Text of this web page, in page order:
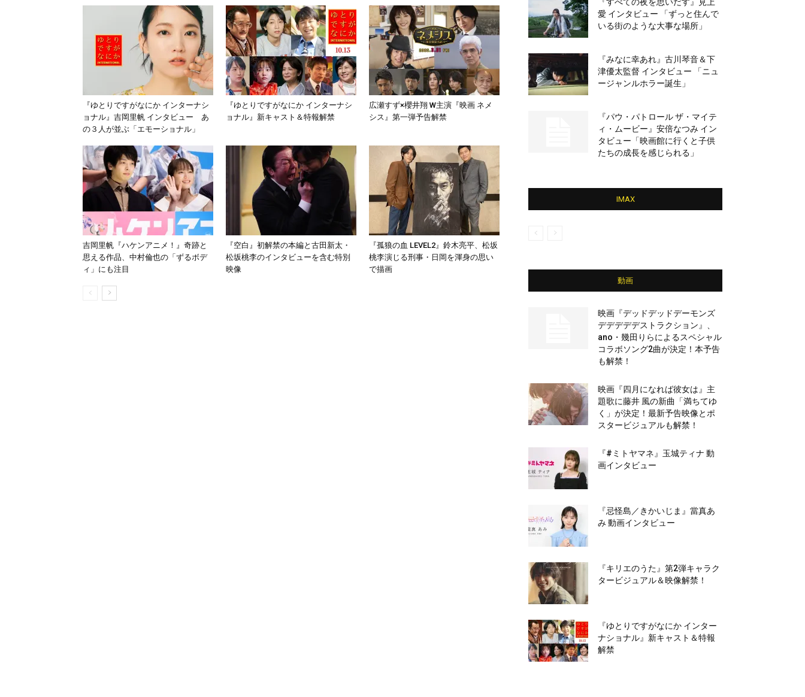
『ゆとりですがなにか インターナシ
ョナル』吉岡里帆 インタビュー あ
の３人が並ぶ「エモーショナル」
『ゆとりですがなにか インターナシ
ョナル』新キャスト＆特報解禁
広瀬すず×櫻井翔 W主演『映画 ネメ
シス』第一弾予告解禁
吉岡里帆『ハケンアニメ！』奇跡と
思える作品、中村倫也の「ずるボデ
ィ」にも注目
『空白』初解禁の本編と古田新太・
松坂桃李のインタビューを含む特別
映像
『孤狼の血 LEVEL2』鈴木亮平、松坂
桃李演じる刑事・日岡を渾身の思い
で描画
愛 インタビュー 「ずっと住んで
いる街のような大事な場所」
『みなに幸あれ』古川琴音＆下
津優太監督 インタビュー 「ニュ
ージャンルホラー誕生」
『パウ・パトロール ザ・マイテ
ィ・ムービー』安倍なつみ イン
タビュー「映画館に行くと子供
たちの成長を感じられる」
IMAX
動画
映画『デッドデッドデーモンズ
デデデデデストラクション』、
ano・幾田りらによるスペシャル
コラボソング2曲が決定！本予告
も解禁！
映画『四月になれば彼女は』主
題歌に藤井 風の新曲「満ちてゆ
く」が決定！最新予告映像とポ
スタービジュアルも解禁！
『#ミトヤマネ』玉城ティナ 動
画インタビュー
『忌怪島／きかいじま』當真あ
み 動画インタビュー
『キリエのうた』第2弾キャラク
タービジュアル＆映像解禁！
『ゆとりですがなにか インター
ナショナル』新キャスト＆特報
解禁